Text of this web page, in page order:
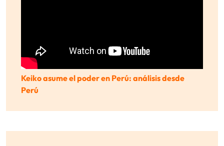
Keiko asume el poder en Perú: análisis desde
Perú